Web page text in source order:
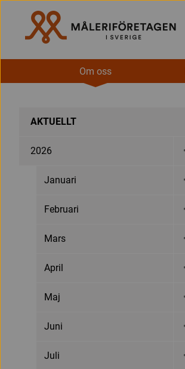
Om oss
AKTUELLT
2026
Januari
Februari
Mars
April
Maj
Juni
Juli